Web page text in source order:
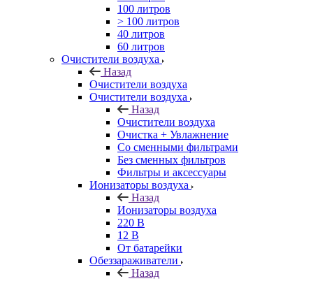
100 литров
> 100 литров
40 литров
60 литров
Очистители воздуха
Назад
Очистители воздуха
Очистители воздуха
Назад
Очистители воздуха
Очистка + Увлажнение
Cо сменными фильтрами
Без сменных фильтров
Фильтры и аксессуары
Ионизаторы воздуха
Назад
Ионизаторы воздуха
220 В
12 В
От батарейки
Обеззараживатели
Назад